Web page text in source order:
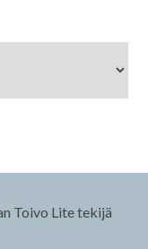
Toivo Lite tekijä